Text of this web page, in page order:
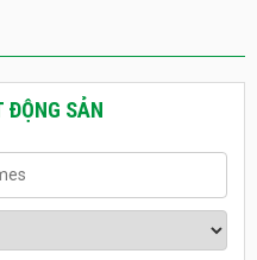
ĐỘNG SẢN